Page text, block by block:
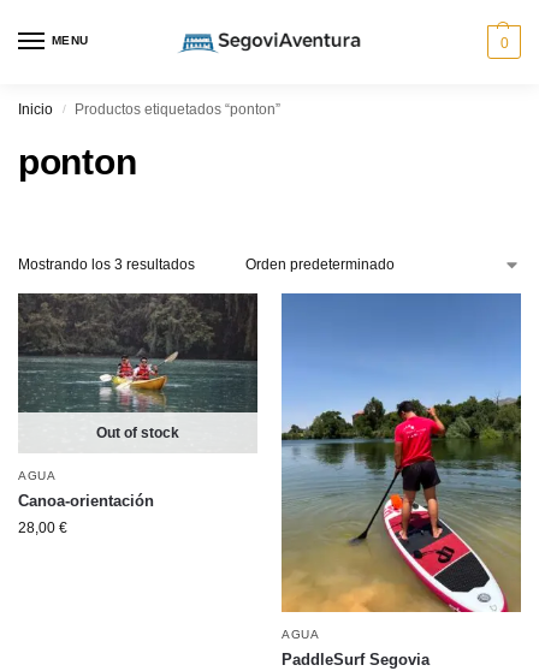
MENU 0
Inicio / Productos etiquetados “ponton”
ponton
Mostrando los 3 resultados
Out of stock
AGUA
Canoa-orientación
28,00 €
AGUA
PaddleSurf Segovia